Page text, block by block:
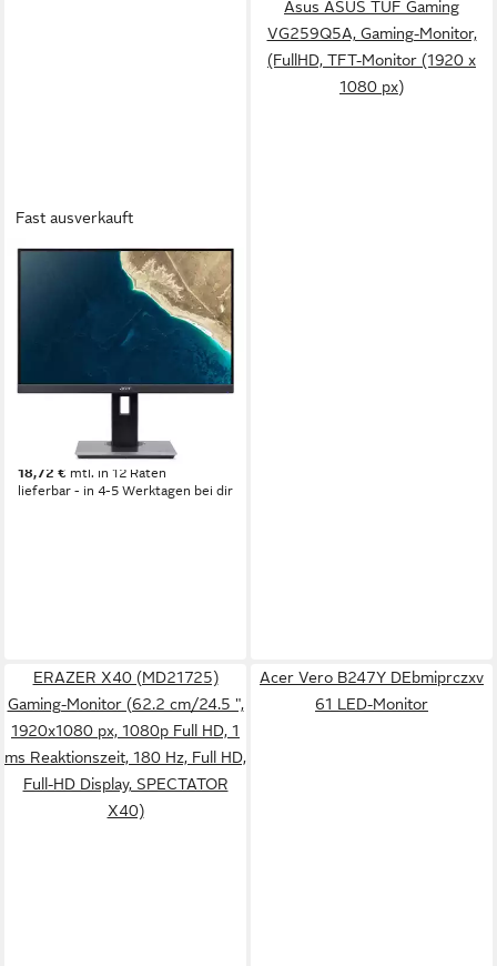
Fast ausverkauft
B247WE5b 24" 61,0cm 16:10
100Hz 1920x1200 black TFT-
Auflösung
4 ms Reaktionszeit
ab 205,00 €
18,72 € mtl. in 12 Raten
lieferbar - in 4-5 Werktagen bei dir
Asus ASUS TUF Gaming
VG259Q5A, Gaming-Monitor,
(FullHD, TFT-Monitor (1920 x
1080 px)
ERAZER X40 (MD21725)
Gaming-Monitor (62.2 cm/24.5 ",
1920x1080 px, 1080p Full HD, 1
ms Reaktionszeit, 180 Hz, Full HD,
Full-HD Display, SPECTATOR
X40)
Acer Vero B247Y DEbmiprczxv
61 LED-Monitor